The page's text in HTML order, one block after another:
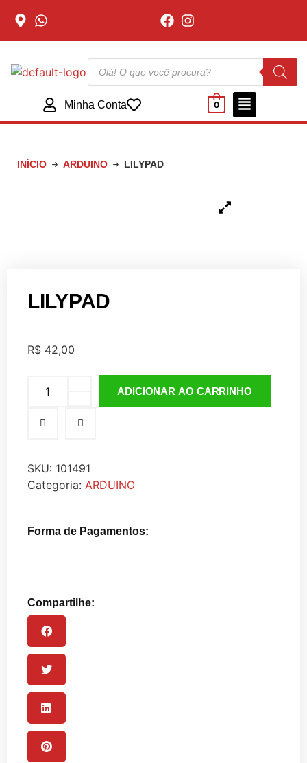
Minha Conta 0
INÍCIO ARDUINO LILYPAD
LILYPAD
R$ 42,00
ADICIONAR AO CARRINHO
SKU: 101491
Categoria: ARDUINO
Forma de Pagamentos:
Compartilhe: